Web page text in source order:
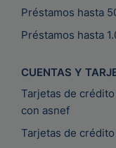
Préstamos hasta
Préstamos hasta
CUENTAS Y
Tarjetas de
con asnef
Tarjetas de